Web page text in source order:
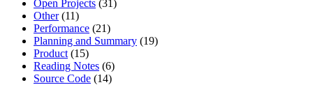
Open Projects (31)
Other(11)
Performance (21)
Planning and Summary (19)
Product (15)
Reading Notes (6)
Source Code (14)